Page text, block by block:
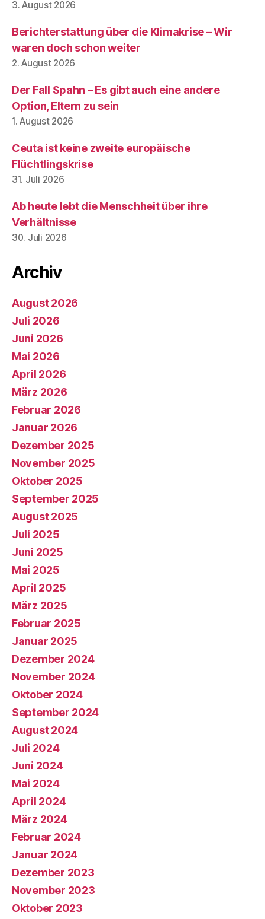
3. August 2026
Berichterstattung über die Klimakrise – Wir
waren doch schon weiter
2. August 2026
Der Fall Spahn – Es gibt auch eine andere
Option, Eltern zu sein
1. August 2026
Ceuta ist keine zweite europäische
Flüchtlingskrise
31. Juli 2026
Ab heute lebt die Menschheit über ihre
Verhältnisse
30. Juli 2026
Archiv
August 2026
Juli 2026
Juni 2026
Mai 2026
April 2026
März 2026
Februar 2026
Januar 2026
Dezember 2025
November 2025
Oktober 2025
September 2025
August 2025
Juli 2025
Juni 2025
Mai 2025
April 2025
März 2025
Februar 2025
Januar 2025
Dezember 2024
November 2024
Oktober 2024
September 2024
August 2024
Juli 2024
Juni 2024
Mai 2024
April 2024
März 2024
Februar 2024
Januar 2024
Dezember 2023
November 2023
Oktober 2023